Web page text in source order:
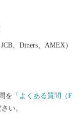
れており，関東圏へ
れています。 その
の酒蔵で伝統を継承
０８年の北海道洞爺
フ。阿久根が生ん
ェフを尊敬し，料理
、Diners、AMEX）
を 「よくある質問（F
い。